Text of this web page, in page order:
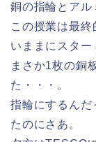
銅の指輪とアル
この授業は最
いままにスター
まさか1枚の銅
た・・・。
指輪にするんだ
たのにさあ。